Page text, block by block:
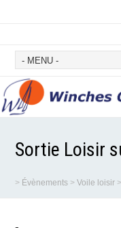
Sortie Loisir
> Évènements >Voile loisir >
-